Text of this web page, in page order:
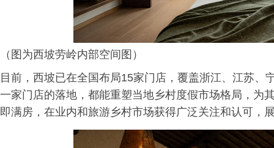
（图为西坡劳岭内部空间图）
目前，西坡已在全国布局15家门店，覆盖浙江、江苏
一家门店的落地，都能重塑当地乡村度假市场格局，为
即满房，在业内和旅游乡村市场获得广泛关注和认可，